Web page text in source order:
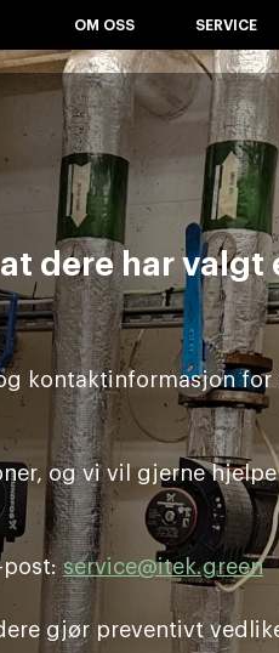
OM OSS SERVICE
dere har valgt
kontaktinformasjon
og vi vil gjerne
post:service@itek.green
gjør preventivt